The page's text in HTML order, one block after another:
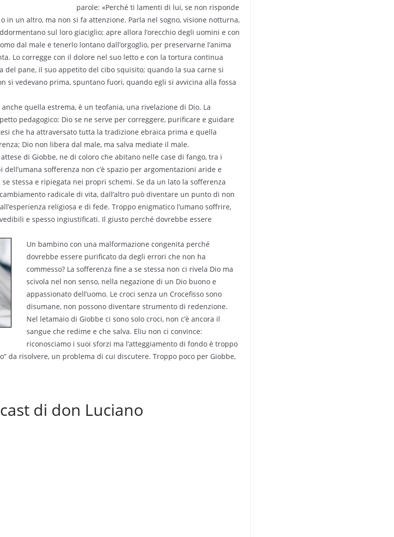
parole: «Perché ti lamenti di lui, se non risponde
in un altro, ma non si fa attenzione. Parla nel sogno, visione notturna,
sul loro giaciglio; apre allora l’orecchio degli uomini e con
dal male e tenerlo lontano dall’orgoglio, per preservarne l’anima
Lo corregge con il dolore nel suo letto e con la tortura continua
del pane, il suo appetito del cibo squisito; quando la sua carne si
si vedevano prima, spuntano fuori, quando egli si avvicina alla fossa
quella estrema, è un teofania, una rivelazione di Dio. La
pedagogico: Dio se ne serve per correggere, purificare e guidare
che ha attraversato tutta la tradizione ebraica prima e quella
Dio non libera dal male, ma salva mediate il male.
di Giobbe, ne di coloro che abitano nelle case di fango, tra i
sofferenza non c’è spazio per argomentazioni aride e
stessa e ripiegata nei propri schemi. Se da un lato la sofferenza
radicale di vita, dall’altro può diventare un punto di non
religiosa e di fede. Troppo enigmatico l’umano soffrire,
e spesso ingiustificati. Il giusto perché dovrebbe essere
Un bambino con una malformazione congenita perché
dovrebbe essere purificato da degli errori che non ha
commesso? La sofferenza fine a se stessa non ci rivela Dio ma
scivola nel non senso, nella negazione di un Dio buono e
appassionato dell’uomo. Le croci senza un Crocefisso sono
disumane, non possono diventare strumento di redenzione.
Nel letamaio di Giobbe ci sono solo croci, non c’è ancora il
sangue che redime e che salva. Eliu non ci convince:
riconosciamo i suoi sforzi ma l’atteggiamento di fondo è troppo
da risolvere, un problema di cui discutere. Troppo poco per Giobbe,
di don Luciano